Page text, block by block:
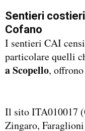
Sentieri
Cofano
I sentieri CAI
particolare quelli
a Scopello,
Il sito ITA010017
Zingaro,